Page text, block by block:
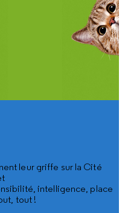
leur griffe sur la Cité
intelligence, place
tout !